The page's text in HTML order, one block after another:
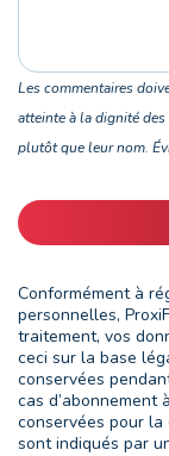
Les commentaires
atteinte à la dignité
plutôt que leur nom.
Conformément à
personnelles,
traitement, vos
ceci sur la base
conservées
cas
conservées pour la
sont indiqués par